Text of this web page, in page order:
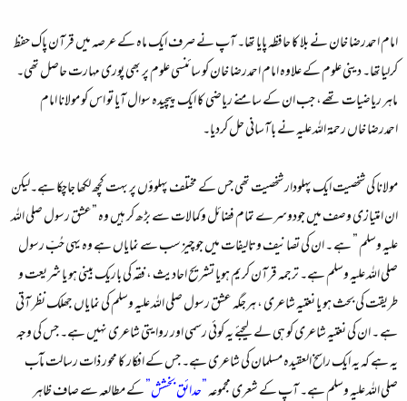
امام احمدرضا خان نے بلا کا حافظہ پایا تھا۔ آپ نے صرف ایک ماہ کے عرصہ میں قرآن پاک حفظ
کرلیاتھا۔ دینی علوم کے علاوہ امام احمدرضا خان کو سائنسی علوم پر بھی پوری مہارت حاصل تھی۔
ماہر ریاضیات تھے، جب ان کے سامنے ریاضی کا ایک پیچیدہ سوال آیا تو اس کو مولانا امام
احمدرضا خاں رحمۃ اللہ علیہ نے باآسانی حل کردیا۔
مولانا کی شخصیت ایک پہلودار شخصیت تھی جس کے مختلف پہلوؤں پر بہت کچھ لکھا جاچکا ہے۔لیکن
ان امتیازی وصف میں جودوسرے تمام فضائل وکمالات سے بڑھ کر ہیں وہ ”عشق رسول صلی اللہ
علیہ وسلم ” ہے ۔ ان کی تصانیف وتالیفات میں جو چیز سب سے نمایاں ہے وہ یہی حُبّ رسول
صلی اللہ علیہ وسلم ہے۔ ترجمہ قرآن کریم ہویا تشریح احادیث ، فقہ کی باریک بینی ہو یا شریعت و
طریقت کی بحث ہو یا نعتیہ شاعری ، ہرجگہ عشق رسول صلی اللہ علیہ وسلم کی نمایاں جھلک نظر آتی
ہے ۔ ان کی نعتیہ شاعری کو ہی لے لیجئے یہ کوئی رسمی اور روایتی شاعری نہیں ہے۔ جس کی وجہ
یہ ہے کہ یہ ایک راسخ العقیدہ مسلمان کی شاعری ہے۔ جس کے افکار کا محور ذات رسالت مآب
صلی اللہ علیہ وسلم ہے۔ آپ کے شعری مجموعہ ”حدائق بخشش” کے مطالعہ سے صاف ظاہر